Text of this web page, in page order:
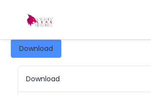
Download
Download